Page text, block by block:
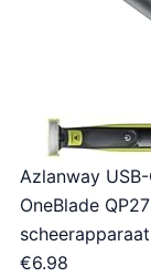
Azlanway
OneBlade
scheerapparaat
€6.98